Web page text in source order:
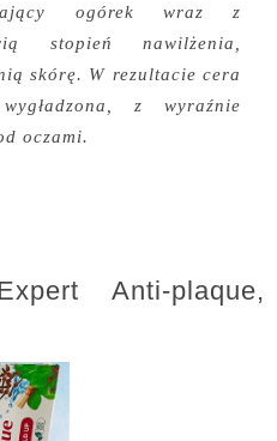
ogórek wraz z
stopień nawilżenia,
skórę. W rezultacie cera
z wyraźnie
oczami.
Anti-plaque,